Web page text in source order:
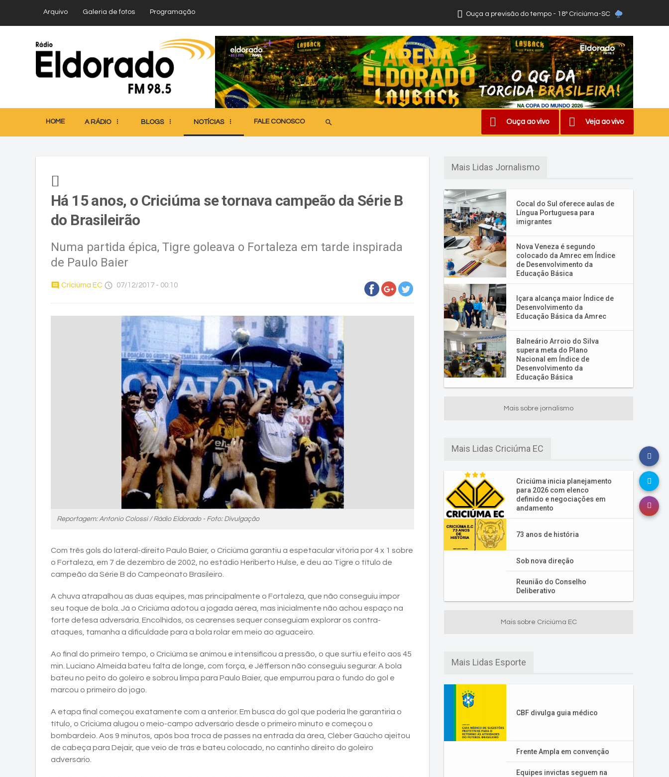
Arquivo Galeria de fotos Programação Ouça a previsão do tempo - 18º Criciúma-SC
HOME A RÁDIO BLOGS NOTÍCIAS FALE CONOSCO search Ouça ao vivo Veja ao vivo
Há 15 anos, o Criciúma se tornava campeão da Série B
do Brasileirão
Numa partida épica, Tigre goleava o Fortaleza em tarde inspirada
de Paulo Baier
comment Criciúma EC access_time 07/12/2017 - 00:10
Reportagem: Antonio Colossi / Rádio Eldorado - Foto: Divulgação
Com três gols do lateral-direito Paulo Baier, o Criciúma garantiu a espetacular vitória por 4 x 1 sobre
o Fortaleza, em 7 de dezembro de 2002, no estádio Heriberto Hulse, e deu ao Tigre o título de
campeão da Série B do Campeonato Brasileiro.
A chuva atrapalhou as duas equipes, mas principalmente o Fortaleza, que não conseguiu impor
seu toque de bola. Já o Criciúma adotou a jogada aérea, mas inicialmente não achou espaço na
forte defesa adversária. Encolhidos, os cearenses sequer conseguiam explorar os contra-
ataques, tamanha a dificuldade para a bola rolar em meio ao aguaceiro.
Ao final do primeiro tempo, o Criciúma se animou e intensificou a pressão, o que surtiu efeito aos 45
min. Luciano Almeida bateu falta de longe, com força, e Jéfferson não conseguiu segurar. A bola
bateu no peito do goleiro e sobrou limpa para Paulo Baier, que empurrou para o fundo do gol e
marcou o primeiro do jogo.
A etapa final começou exatamente com a anterior. Em busca do gol que poderia lhe garantiria o
título, o Criciúma alugou o meio-campo adversário desde o primeiro minuto e começou o
bombardeio. Aos 9 minutos, após boa troca de passes na entrada da área, Cléber Gaúcho ajeitou
de cabeça para Dejair, que veio de trás e bateu colocado, no cantinho direito do goleiro
adversário.
Mais Lidas Jornalismo
Cocal do Sul oferece aulas de
Língua Portuguesa para
imigrantes
Nova Veneza é segundo
colocado da Amrec em Índice
de Desenvolvimento da
Educação Básica
Içara alcança maior Índice de
Desenvolvimento da
Educação Básica da Amrec
Balneário Arroio do Silva
supera meta do Plano
Nacional em Índice de
Desenvolvimento da
Educação Básica
Mais sobre jornalismo
Mais Lidas Criciúma EC
Criciúma inicia planejamento
para 2026 com elenco
definido e negociações em
andamento
73 anos de história
Sob nova direção
Reunião do Conselho
Deliberativo
Mais sobre Criciúma EC
Mais Lidas Esporte
CBF divulga guia médico
Frente Ampla em convenção
Equipes invictas seguem na